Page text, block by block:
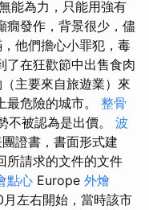
能為力，只能用強有
癇發作，背景很少，儘
他們擔心小罪犯，毒
了在狂歡節中出售食肉
主要來自旅遊業）來
危險的城市。 整骨
被認為是出價。 波
證書，書面形式建
所請求的文件的文件
點心 Europe 外燴
左右開始，當時該市